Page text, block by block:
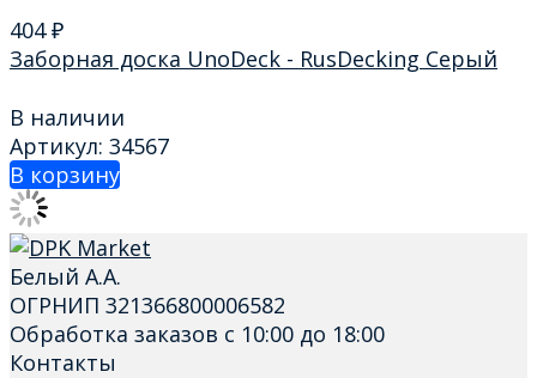
404₽
Заборная доска UnoDeck - RusDecking Серый
В наличии
Артикул: 34567
В корзину
Белый А.А.
ОГРНИП 321366800006582
Обработка заказов с 10:00 до 18:00
Контакты